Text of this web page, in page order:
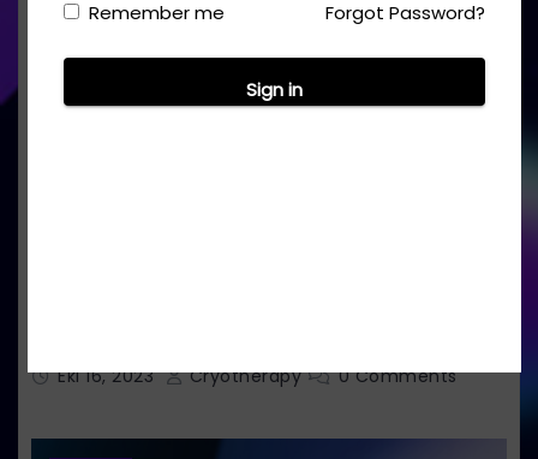
Eki 16, 2023 Cryotherapy 0 Comments
Sign in